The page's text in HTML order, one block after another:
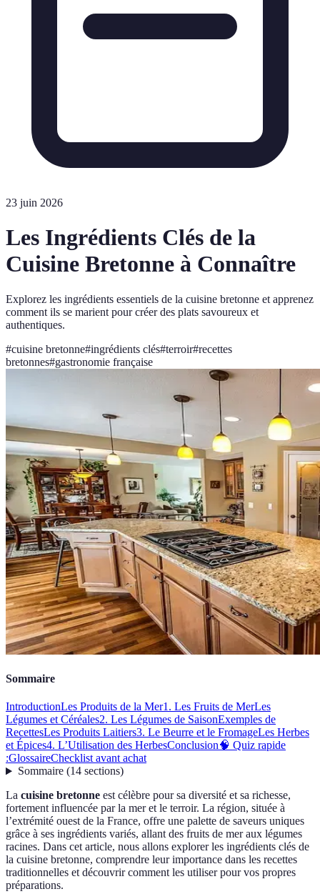
23 juin 2026
Les Ingrédients Clés de la
Cuisine Bretonne à Connaître
Explorez les ingrédients essentiels de la cuisine bretonne et apprenez
comment ils se marient pour créer des plats savoureux et
authentiques.
#cuisine bretonne#ingrédients clés#terroir#recettes
bretonnes#gastronomie française
Sommaire
IntroductionLes Produits de la Mer1. Les Fruits de MerLes
Légumes et Céréales2. Les Légumes de SaisonExemples de
RecettesLes Produits Laitiers3. Le Beurre et le FromageLes Herbes
et Épices4. L’Utilisation des HerbesConclusion🧠 Quiz rapide
:GlossaireChecklist avant achat
Sommaire(14 sections)
La cuisine bretonne est célèbre pour sa diversité et sa richesse,
fortement influencée par la mer et le terroir. La région, située à
l’extrémité ouest de la France, offre une palette de saveurs uniques
grâce à ses ingrédients variés, allant des fruits de mer aux légumes
racines. Dans cet article, nous allons explorer les ingrédients clés de
la cuisine bretonne, comprendre leur importance dans les recettes
traditionnelles et découvrir comment les utiliser pour vos propres
préparations.